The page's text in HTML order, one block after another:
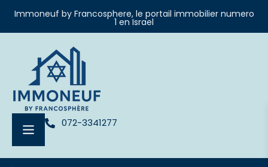
Immoneuf by Francosphere, le portail immobilier numero
1 en Israel
072-3341277